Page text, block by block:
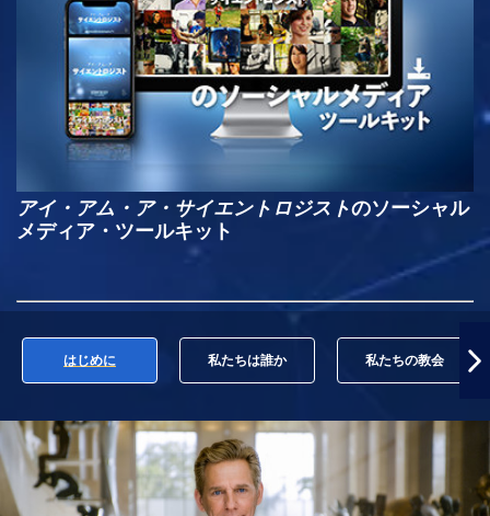
アイ・アム・ア・サイエントロジストのソーシャル
メディア・ツールキット
はじめに 私たちは誰か 私たちの教会